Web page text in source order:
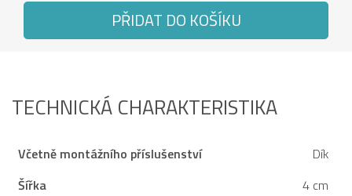
PŘIDAT DO KOŠÍKU
TECHNICKÁ CHARAKTERISTIKA
Včetně montážního příslušenství
Dík
Šířka
4 cm